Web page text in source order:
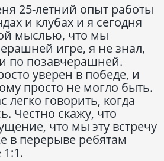
25-летний опыт работы
и клубах и я сегодня
мыслью, что мы
игре, я не знал,
по позавчерашней.
уверен в победе, и
просто не могло быть.
легко говорить, когда
Честно скажу, что
что мы эту встречу
в перерыве ребятам
1:1.